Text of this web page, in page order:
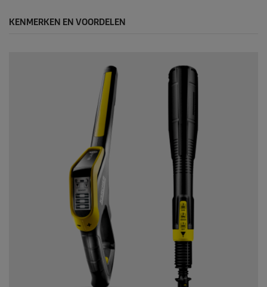
KENMERKEN EN VOORDELEN